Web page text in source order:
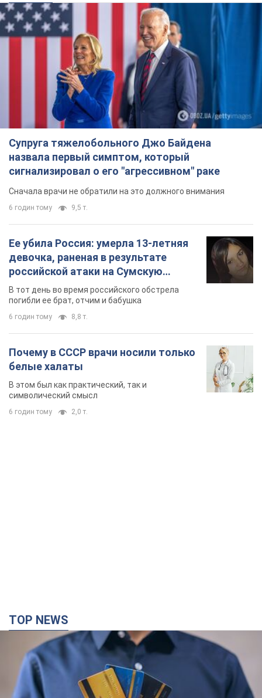
Супруга тяжелобольного Джо Байдена
назвала первый симптом, который
сигнализировал о его "агрессивном" раке
Сначала врачи не обратили на это должного внимания
6 годин тому 9,5 т.
Ее убила Россия: умерла 13-летняя
девочка, раненая в результате
российской атаки на Сумскую
область. Фото
В тот день во время российского обстрела
погибли ее брат, отчим и бабушка
6 годин тому 8,8 т.
Почему в СССР врачи носили только
белые халаты
В этом был как практический, так и
символический смысл
6 годин тому 2,0 т.
TOP NEWS